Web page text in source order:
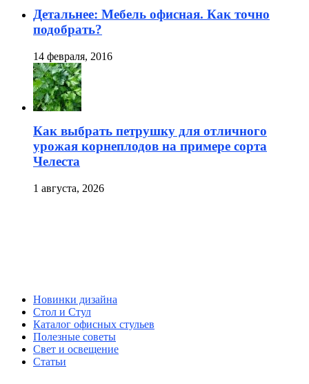
Детальнее: Мебель офисная. Как точно
подобрать?
14 февраля, 2016
Как выбрать петрушку для отличного
урожая корнеплодов на примере сорта
Челеста
1 августа, 2026
Новинки дизайна
Стол и Стул
Каталог офисных стульев
Полезные советы
Свет и освещение
Статьи